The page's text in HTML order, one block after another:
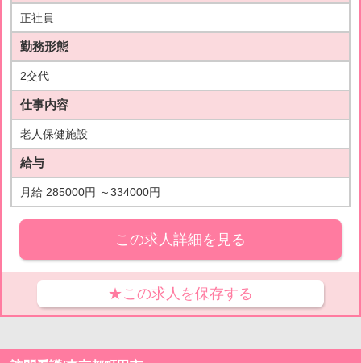
正社員
勤務形態
2交代
仕事内容
老人保健施設
給与
月給 285000円 ～334000円
この求人詳細を見る
★この求人を保存する